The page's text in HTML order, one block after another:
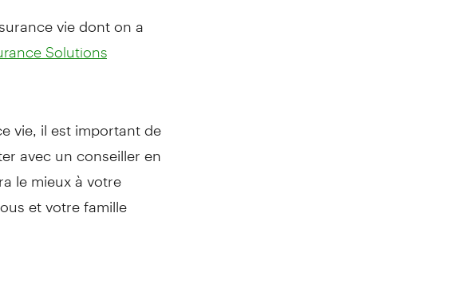
vie dont on a
Solutions
vie, il est important de
avec un conseiller en
le mieux à votre
et votre famille